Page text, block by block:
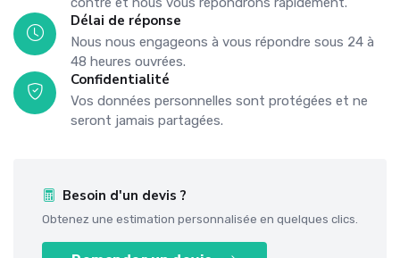
Délai de réponse
Nous nous engageons à vous répondre sous 24 à
48 heures ouvrées.
Confidentialité
Vos données personnelles sont protégées et ne
seront jamais partagées.
Besoin d'un devis ?
Obtenez une estimation personnalisée en quelques clics.